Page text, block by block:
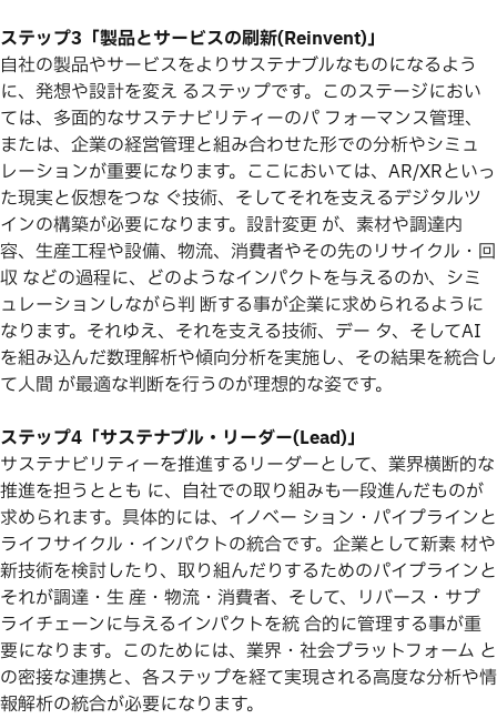
ステップ3「製品とサービスの刷新(Reinvent)」
自社の製品やサービスをよりサステナブルなものになるよう
に、発想や設計を変え るステップです。このステージにおい
ては、多面的なサステナビリティーのパ フォーマンス管理、
または、企業の経営管理と組み合わせた形での分析やシミュ
レーションが重要になります。ここにおいては、AR/XRといっ
た現実と仮想をつな ぐ技術、そしてそれを支えるデジタルツ
インの構築が必要になります。設計変更 が、素材や調達内
容、生産工程や設備、物流、消費者やその先のリサイクル・回
収 などの過程に、どのようなインパクトを与えるのか、シミ
ュレーションしながら判 断する事が企業に求められるように
なります。それゆえ、それを支える技術、デー タ、そしてAI
を組み込んだ数理解析や傾向分析を実施し、その結果を統合し
て人間 が最適な判断を行うのが理想的な姿です。
ステップ4「サステナブル・リーダー(Lead)」
サステナビリティーを推進するリーダーとして、業界横断的な
推進を担うととも に、自社での取り組みも一段進んだものが
求められます。具体的には、イノベー ション・パイプラインと
ライフサイクル・インパクトの統合です。企業として新素 材や
新技術を検討したり、取り組んだりするためのパイプラインと
それが調達・生 産・物流・消費者、そして、リバース・サプ
ライチェーンに与えるインパクトを統 合的に管理する事が重
要になります。このためには、業界・社会プラットフォーム と
の密接な連携と、各ステップを経て実現される高度な分析や情
報解析の統合が必要になります。